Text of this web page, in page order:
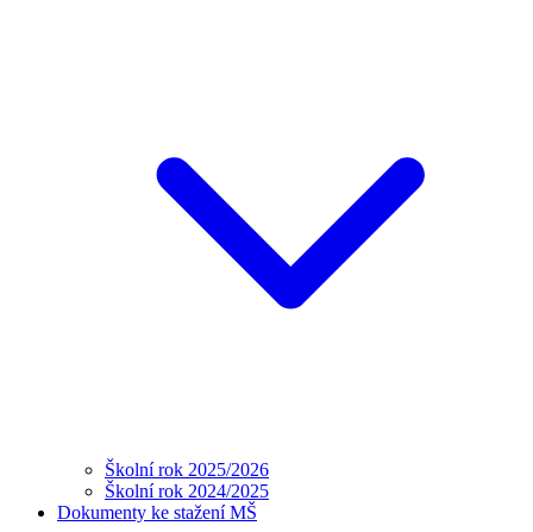
Školní rok 2025/2026
Školní rok 2024/2025
Dokumenty ke stažení MŠ